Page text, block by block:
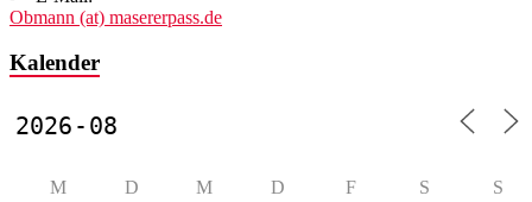
Obmann (at) masererpass.de
Kalender
M D M D F S S